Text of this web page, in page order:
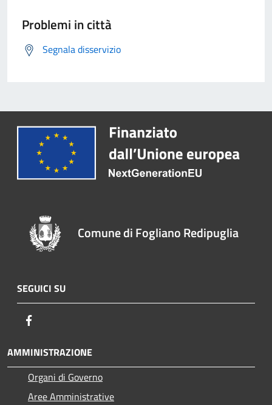
Problemi in città
Segnala disservizio
Comune di Fogliano Redipuglia
SEGUICI SU
AMMINISTRAZIONE
Organi di Governo
Aree Amministrative